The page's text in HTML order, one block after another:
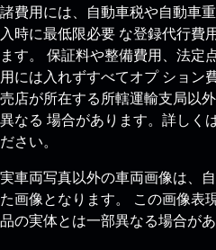
諸費用には、自動車税や自動車
入時に最低限必要 な登録代行費
ます。 保証料や整備費用、法定
用には入れずすべてオプ ション
売店が所在する所轄運輸支局以
異なる 場合があります。詳しく
ださい。
実車両写真以外の車両画像は、
た画像となります。 この画像表
品の実体とは一部異なる場合が